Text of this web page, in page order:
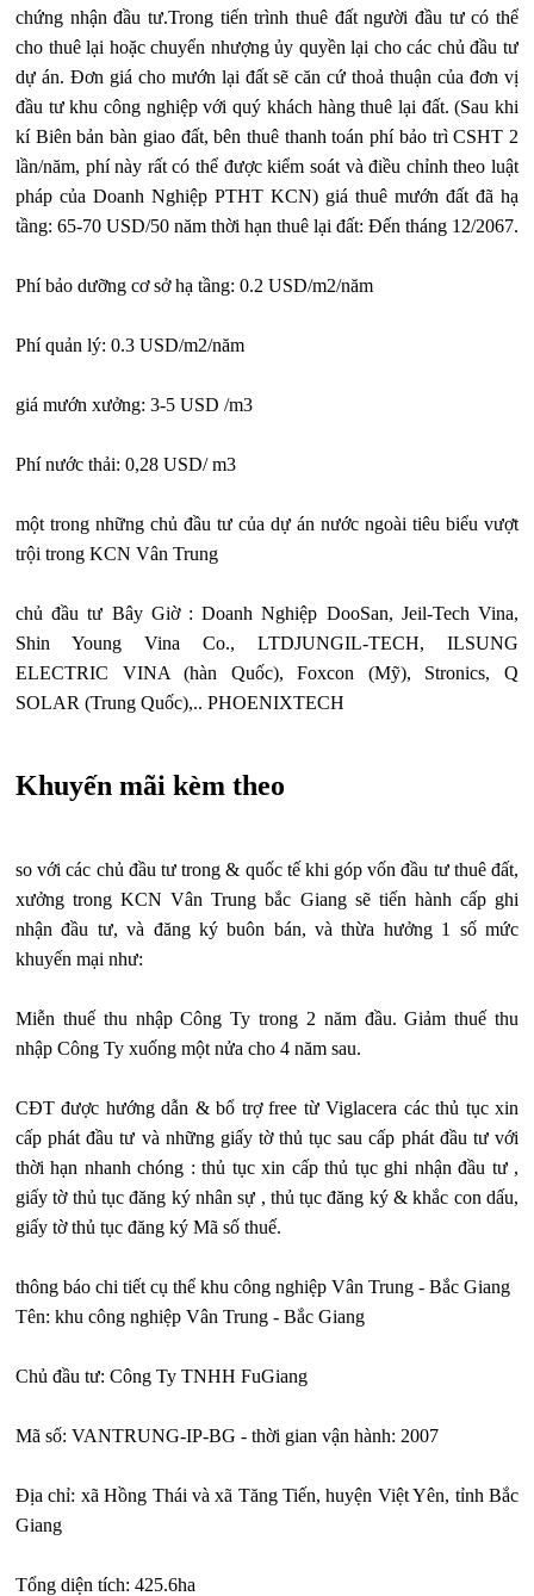
chứng nhận đầu tư.Trong tiến trình thuê đất người đầu tư có thể
cho thuê lại hoặc chuyển nhượng ủy quyền lại cho các chủ đầu tư
dự án. Đơn giá cho mướn lại đất sẽ căn cứ thoả thuận của đơn vị
đầu tư khu công nghiệp với quý khách hàng thuê lại đất. (Sau khi
kí Biên bản bàn giao đất, bên thuê thanh toán phí bảo trì CSHT 2
lần/năm, phí này rất có thể được kiểm soát và điều chỉnh theo luật
pháp của Doanh Nghiệp PTHT KCN) giá thuê mướn đất đã hạ
tầng: 65-70 USD/50 năm thời hạn thuê lại đất: Đến tháng 12/2067.
Phí bảo dưỡng cơ sở hạ tầng: 0.2 USD/m2/năm
Phí quản lý: 0.3 USD/m2/năm
giá mướn xưởng: 3-5 USD /m3
Phí nước thải: 0,28 USD/ m3
một trong những chủ đầu tư của dự án nước ngoài tiêu biểu vượt
trội trong KCN Vân Trung
chủ đầu tư Bây Giờ : Doanh Nghiệp DooSan, Jeil-Tech Vina,
Shin Young Vina Co., LTDJUNGIL-TECH, ILSUNG
ELECTRIC VINA (hàn Quốc), Foxcon (Mỹ), Stronics, Q
SOLAR (Trung Quốc),.. PHOENIXTECH
Khuyến mãi kèm theo
so với các chủ đầu tư trong & quốc tế khi góp vốn đầu tư thuê đất,
xưởng trong KCN Vân Trung bắc Giang sẽ tiến hành cấp ghi
nhận đầu tư, và đăng ký buôn bán, và thừa hưởng 1 số mức
khuyến mại như:
Miễn thuế thu nhập Công Ty trong 2 năm đầu. Giảm thuế thu
nhập Công Ty xuống một nửa cho 4 năm sau.
CĐT được hướng dẫn & bổ trợ free từ Viglacera các thủ tục xin
cấp phát đầu tư và những giấy tờ thủ tục sau cấp phát đầu tư với
thời hạn nhanh chóng : thủ tục xin cấp thủ tục ghi nhận đầu tư ,
giấy tờ thủ tục đăng ký nhân sự , thủ tục đăng ký & khắc con dấu,
giấy tờ thủ tục đăng ký Mã số thuế.
thông báo chi tiết cụ thể khu công nghiệp Vân Trung - Bắc Giang
Tên: khu công nghiệp Vân Trung - Bắc Giang
Chủ đầu tư: Công Ty TNHH FuGiang
Mã số: VANTRUNG-IP-BG - thời gian vận hành: 2007
Địa chỉ: xã Hồng Thái và xã Tăng Tiến, huyện Việt Yên, tỉnh Bắc
Giang
Tổng diện tích: 425.6ha